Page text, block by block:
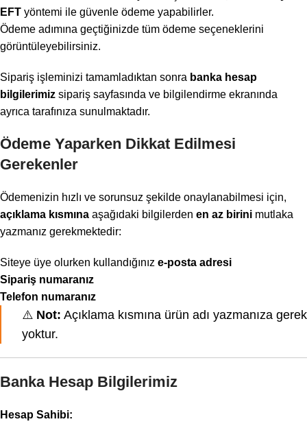
EFT yöntemi ile güvenle ödeme yapabilirler.
Ödeme adımına geçtiğinizde tüm ödeme seçeneklerini
görüntüleyebilirsiniz.
Sipariş işleminizi tamamladıktan sonra banka hesap
bilgilerimiz sipariş sayfasında ve bilgilendirme ekranında
ayrıca tarafınıza sunulmaktadır.
Ödeme Yaparken Dikkat Edilmesi
Gerekenler
Ödemenizin hızlı ve sorunsuz şekilde onaylanabilmesi için,
açıklama kısmına aşağıdaki bilgilerden en az birini mutlaka
yazmanız gerekmektedir:
Siteye üye olurken kullandığınız e-posta adresi
Sipariş numaranız
Telefon numaranız
⚠️ Not: Açıklama kısmına ürün adı yazmanıza gerek
yoktur.
Banka Hesap Bilgilerimiz
Hesap Sahibi: